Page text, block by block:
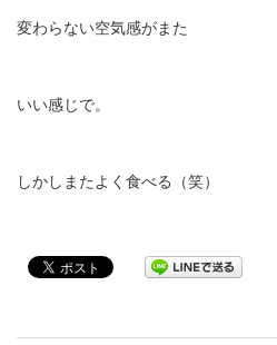
変わらない空気感がまた
いい感じで。
しかしまたよく食べる（笑）